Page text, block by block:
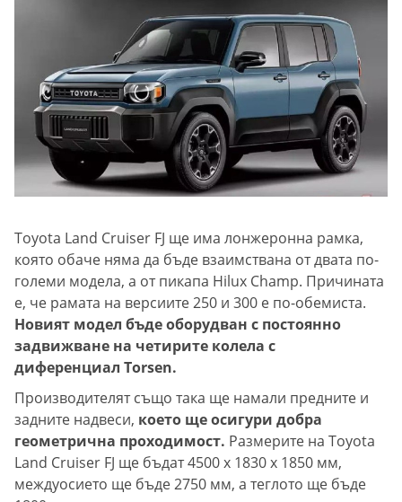
Toyota Land Cruiser FJ ще има лонжеронна рамка,
която обаче няма да бъде взаимствана от двата по-
големи модела, а от пикапа Hilux Champ. Причината
е, че рамата на версиите 250 и 300 е по-обемиста.
Новият модел бъде оборудван с постоянно
задвижване на четирите колела с
диференциал Torsen.
Производителят също така ще намали предните и
задните надвеси, което ще осигури добра
геометрична проходимост. Размерите на Toyota
Land Cruiser FJ ще бъдат 4500 x 1830 x 1850 мм,
междуосието ще бъде 2750 мм, а теглото ще бъде